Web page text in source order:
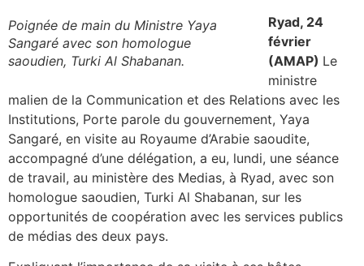
Poignée de main du Ministre Yaya
Sangaré avec son homologue
saoudien, Turki Al Shabanan.
Ryad, 24
février
(AMAP) Le
ministre
malien de la Communication et des Relations avec les
Institutions, Porte parole du gouvernement, Yaya
Sangaré, en visite au Royaume d’Arabie saoudite,
accompagné d’une délégation, a eu, lundi, une séance
de travail, au ministère des Medias, à Ryad, avec son
homologue saoudien, Turki Al Shabanan, sur les
opportunités de coopération avec les services publics
de médias des deux pays.